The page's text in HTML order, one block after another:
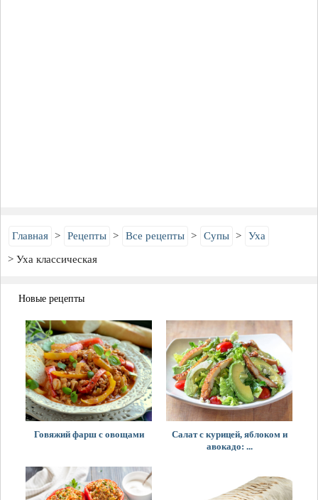
Главная Рецепты Все рецепты Супы Уха
Уха классическая
Новые рецепты
Говяжий фарш с овощами
Салат с курицей, яблоком и
авокадо: ...